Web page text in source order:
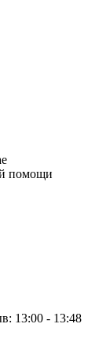
помощи
13:00 - 13:48